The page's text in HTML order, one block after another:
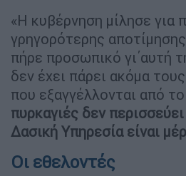
«Η κυβέρνηση μίλησε για
γρηγορότερης
πήρε προσωπικό γι΄αυτή
δεν έχει πάρει ακόμα
που εξαγγέλλονται από
πυρκαγιές δεν
Δασική Υπηρεσία είναι
Οι εθελοντές